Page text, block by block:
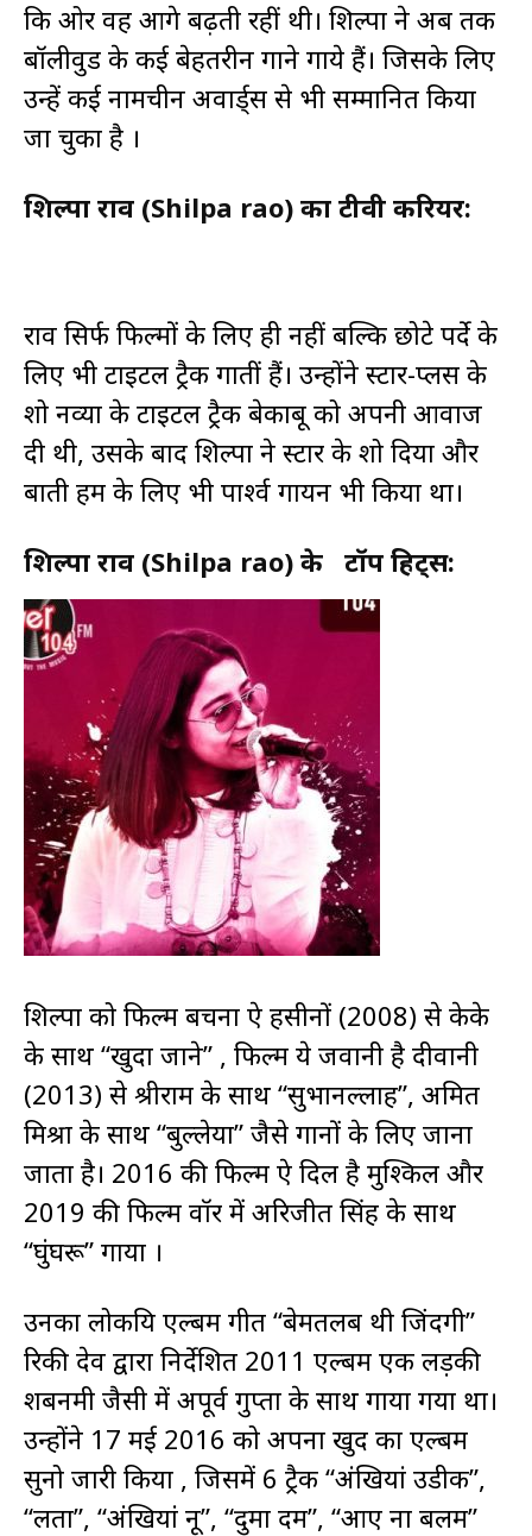
कि ओर वह आगे बढ़ती रहीं थी। शिल्पा ने अब तक
बॉलीवुड के कई बेहतरीन गाने गाये हैं। जिसके लिए
उन्हें कई नामचीन अवार्ड्स से भी सम्मानित किया
जा चुका है ।
शिल्पा राव (Shilpa rao) का टीवी करियर:
राव सिर्फ फिल्मों के लिए ही नहीं बल्कि छोटे पर्दे के
लिए भी टाइटल ट्रैक गातीं हैं। उन्होंने स्टार-प्लस के
शो नव्या के टाइटल ट्रैक बेकाबू को अपनी आवाज
दी थी, उसके बाद शिल्पा ने स्टार के शो दिया और
बाती हम के लिए भी पार्श्व गायन भी किया था।
शिल्पा राव (Shilpa rao) के टॉप हिट्स:
शिल्पा को फिल्म बचना ऐ हसीनों (2008) से केके
के साथ “खुदा जाने” , फिल्म ये जवानी है दीवानी
(2013) से श्रीराम के साथ “सुभानल्लाह”, अमित
मिश्रा के साथ “बुल्लेया” जैसे गानों के लिए जाना
जाता है। 2016 की फिल्म ऐ दिल है मुश्किल और
2019 की फिल्म वॉर में अरिजीत सिंह के साथ
“घुंघरू” गाया ।
उनका लोकप्रिय एल्बम गीत “बेमतलब थी जिंदगी”
रिकी देव द्वारा निर्देशित 2011 एल्बम एक लड़की
शबनमी जैसी में अपूर्व गुप्ता के साथ गाया गया था।
उन्होंने 17 मई 2016 को अपना खुद का एल्बम
सुनो जारी किया , जिसमें 6 ट्रैक “अंखियां उडीक”,
“लता”, “अंखियां नू”, “दुमा दम”, “आए ना बलम”